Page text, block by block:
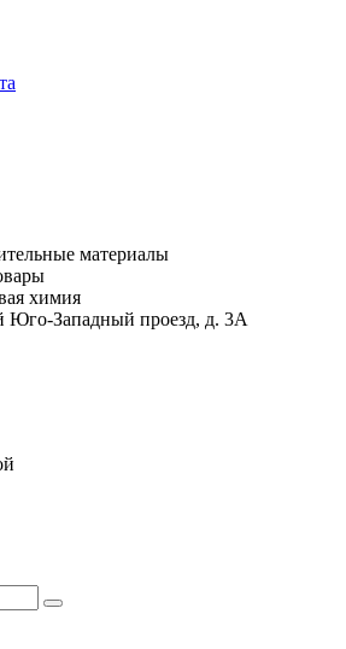
материалы
химия
Юго-Западный проезд, д. 3А